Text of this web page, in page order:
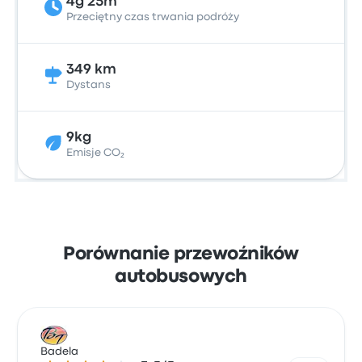
Przeciętny czas trwania podróży
349 km
Dystans
9kg
Emisje CO₂
Porównanie przewoźników
autobusowych
Badela